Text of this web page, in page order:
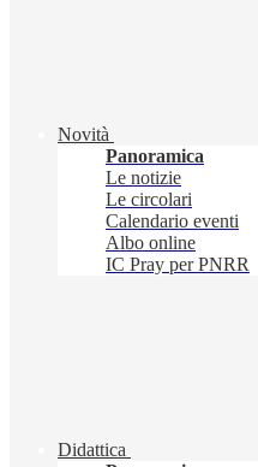
Novità
Panoramica
Le notizie
Le circolari
Calendario eventi
Albo online
IC Pray per PNRR
Didattica